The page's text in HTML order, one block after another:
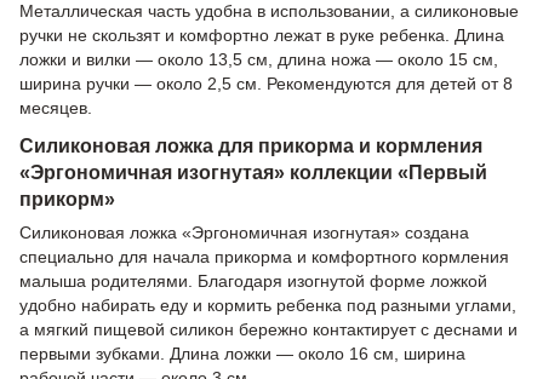
Металлическая часть удобна в использовании, а силиконовые
ручки не скользят и комфортно лежат в руке ребенка. Длина
ложки и вилки — около 13,5 см, длина ножа — около 15 см,
ширина ручки — около 2,5 см. Рекомендуются для детей от 8
месяцев.
Силиконовая ложка для прикорма и кормления
«Эргономичная изогнутая» коллекции «Первый
прикорм»
Силиконовая ложка «Эргономичная изогнутая» создана
специально для начала прикорма и комфортного кормления
малыша родителями. Благодаря изогнутой форме ложкой
удобно набирать еду и кормить ребенка под разными углами,
а мягкий пищевой силикон бережно контактирует с деснами и
первыми зубками. Длина ложки — около 16 см, ширина